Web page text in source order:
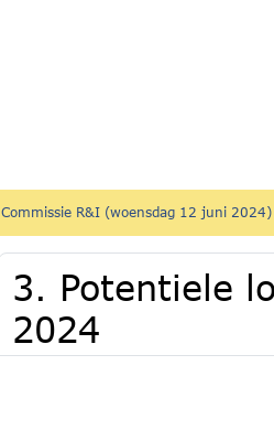
Commissie R&I (woensdag 12 juni 2024)
3. Potentiele
2024